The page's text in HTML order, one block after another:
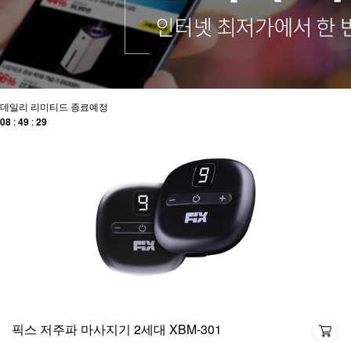
데일리 리미티드 종료예정
08 :49 :29
픽스 저주파 마사지기 2세대 XBM-301